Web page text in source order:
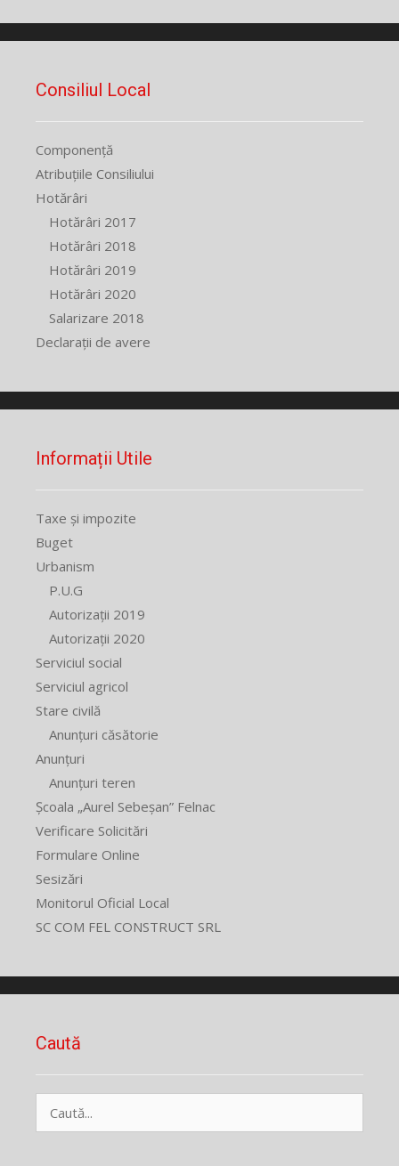
Consiliul Local
Componență
Atribuțiile Consiliului
Hotărâri
Hotărâri 2017
Hotărâri 2018
Hotărâri 2019
Hotărâri 2020
Salarizare 2018
Declarații de avere
Informații Utile
Taxe și impozite
Buget
Urbanism
P.U.G
Autorizații 2019
Autorizații 2020
Serviciul social
Serviciul agricol
Stare civilă
Anunțuri căsătorie
Anunțuri
Anunțuri teren
Școala „Aurel Sebeșan” Felnac
Verificare Solicitări
Formulare Online
Sesizări
Monitorul Oficial Local
SC COM FEL CONSTRUCT SRL
Caută
după: